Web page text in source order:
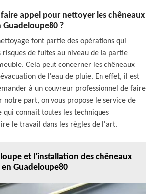
appel pour nettoyer les chêneaux
Guadeloupe80 ?
font partie des opérations qui
risques de fuites au niveau de la partie
Cela peut concerner les chêneaux
de l'eau de pluie. En effet, il est
à un couvreur professionnel de faire
notre part, on vous propose le service de
qui connait toutes les techniques
le travail dans les règles de l'art.
et l'installation des chêneaux
Guadeloupe80